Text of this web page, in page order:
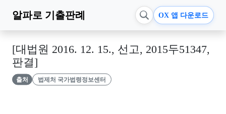
알파로 기출판례 OX 앱 다운로드
[대법원 2016. 12. 15., 선고, 2015두51347,
판결]
출처 법제처 국가법령정보센터